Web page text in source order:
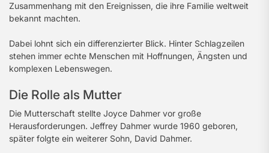
Zusammenhang mit den Ereignissen, die ihre Familie weltweit
bekannt machten.
Dabei lohnt sich ein differenzierter Blick. Hinter Schlagzeilen
stehen immer echte Menschen mit Hoffnungen, Ängsten und
komplexen Lebenswegen.
Die Rolle als Mutter
Die Mutterschaft stellte Joyce Dahmer vor große
Herausforderungen. Jeffrey Dahmer wurde 1960 geboren,
später folgte ein weiterer Sohn, David Dahmer.